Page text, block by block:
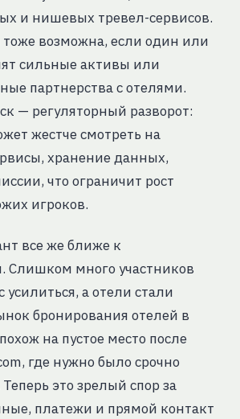
и нишевых тревел-сервисов.
возможна, если один или
сильные активы или
партнерства с отелями.
— регуляторный разворот:
жестче смотреть на
хранение данных,
что ограничит рост
игроков.
все же ближе к
Слишком много участников
а отели стали
бронирования отелей в
на пустое место после
где нужно было срочно
это зрелый спор за
платежи и прямой контакт